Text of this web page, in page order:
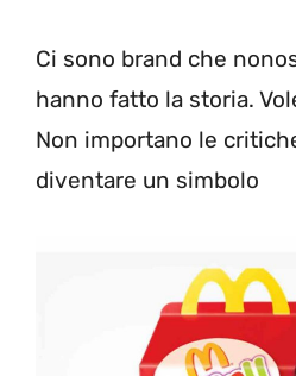
Ci sono brand che
hanno fatto la storia.
Non importano le
diventare un simbolo